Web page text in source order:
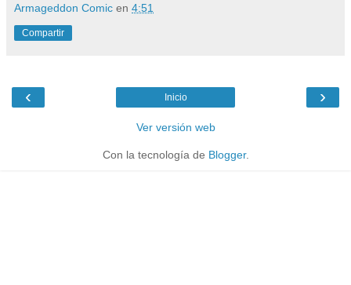
Armageddon Comic en 4:51
Compartir
‹ ›
Inicio
Ver versión web
Con la tecnología de Blogger.